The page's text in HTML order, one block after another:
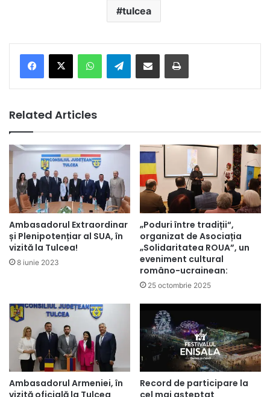
tulcea
Telegram
Related Articles
Ambasadorul Extraordinar
și Plenipotențiar al SUA, în
vizită la Tulcea!
8 iunie 2023
„Poduri între tradiții“,
organizat de Asociația
„Solidaritatea ROUA”, un
eveniment cultural
româno-ucrainean:
25 octombrie 2025
Ambasadorul Armeniei, în
Record de participare la